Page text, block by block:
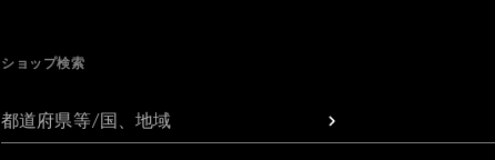
ショップ検索
都道府県等/国、地域